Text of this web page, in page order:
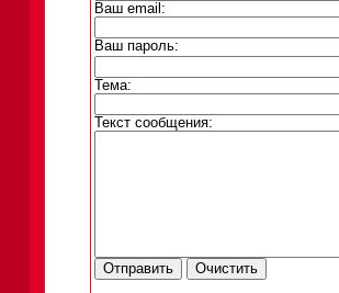
Ваш email:
Ваш пароль:
Тема:
Текст сообщения: